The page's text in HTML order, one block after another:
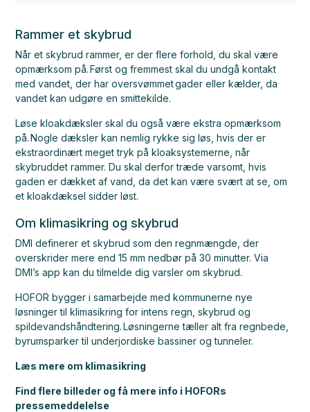
Rammer et skybrud
Når et skybrud rammer, er der flere forhold, du skal være
opmærksom på. Først og fremmest skal du undgå kontakt
med vandet, der har oversvømmet gader eller kælder, da
vandet kan udgøre en smittekilde.
Løse kloakdæksler skal du også være ekstra opmærksom
på. Nogle dæksler kan nemlig rykke sig løs, hvis der er
ekstraordinært meget tryk på kloaksystemerne, når
skybruddet rammer. Du skal derfor træde varsomt, hvis
gaden er dækket af vand, da det kan være svært at se, om
et kloakdæksel sidder løst.
Om klimasikring og skybrud
DMI definerer et skybrud som den regnmængde, der
overskrider mere end 15 mm nedbør på 30 minutter. Via
DMI’s app kan du tilmelde dig varsler om skybrud.
HOFOR bygger i samarbejde med kommunerne nye
løsninger til klimasikring for intens regn, skybrud og
spildevandshåndtering. Løsningerne tæller alt fra regnbede,
byrumsparker til underjordiske bassiner og tunneler.
Læs mere om klimasikring
Find flere billeder og få mere info i HOFORs
pressemeddelelse